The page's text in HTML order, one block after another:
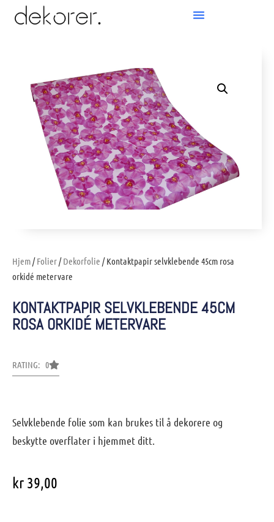
Hjem/Folier/Dekorfolie / Kontaktpapir selvklebende 45cm rosa
orkidé metervare
KONTAKTPAPIR SELVKLEBENDE 45CM
ROSA ORKIDÉ METERVARE
RATING: 0
Selvklebende folie som kan brukes til å dekorere og
beskytte overflater i hjemmet ditt.
kr 39,00